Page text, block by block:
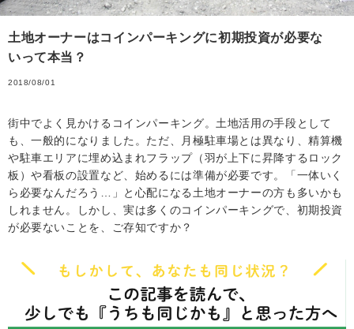
土地オーナーはコインパーキングに初期投資が必要な
いって本当？
2018/08/01
街中でよく見かけるコインパーキング。土地活用の手段として
も、一般的になりました。ただ、月極駐車場とは異なり、精算機
や駐車エリアに埋め込まれフラップ（羽が上下に昇降するロック
板）や看板の設置など、始めるには準備が必要です。「一体いく
ら必要なんだろう…」と心配になる土地オーナーの方も多いかも
しれません。しかし、実は多くのコインパーキングで、初期投資
が必要ないことを、ご存知ですか？